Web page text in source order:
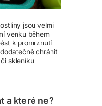
jsou velmi
venku během
k promrznutí
chránit
skleníku
a které ne?